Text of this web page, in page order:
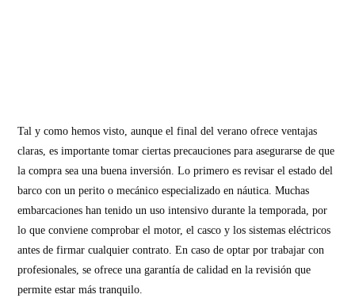
Tal y como hemos visto, aunque el final del verano ofrece ventajas
claras, es importante tomar ciertas precauciones para asegurarse de que
la compra sea una buena inversión. Lo primero es revisar el estado del
barco con un perito o mecánico especializado en náutica. Muchas
embarcaciones han tenido un uso intensivo durante la temporada, por
lo que conviene comprobar el motor, el casco y los sistemas eléctricos
antes de firmar cualquier contrato. En caso de optar por trabajar con
profesionales, se ofrece una garantía de calidad en la revisión que
permite estar más tranquilo.